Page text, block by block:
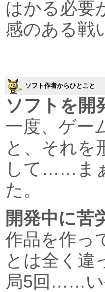
はかる必要
感のある戦
ソフト作者からひとこと
ソフトを開
一度、ゲー
と、それを
して……ま
た。
開発中に苦
作品を作っ
とは全く違
局5回……い